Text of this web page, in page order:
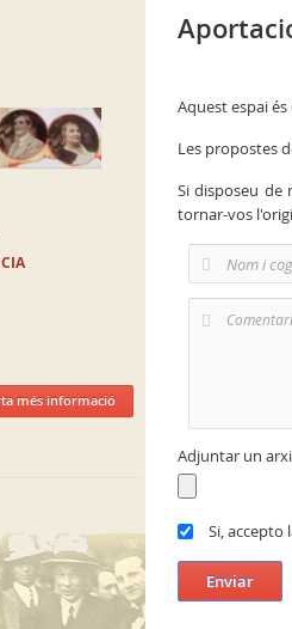
més informació
Aquest espai
Les propostes
Si disposeu de
tornar-vos
Adjuntar un
Si, accepto
Enviar